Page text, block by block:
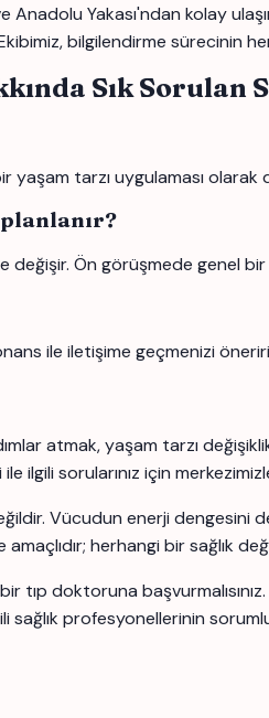
Anadolu Yakası'ndan kolay
bilgilendirme sürecinin
Sık Sorulan
tarzı uygulaması
Ön görüşmede genel
ile iletişime geçmenizi
atmak, yaşam tarzı
sorularınız için
Vücudun enerji dengesini
herhangi bir sağlık
tıp doktoruna
sağlık profesyonellerinin